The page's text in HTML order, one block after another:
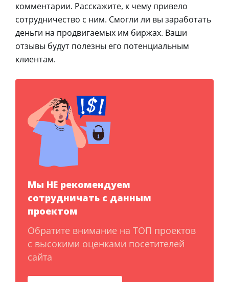
комментарии. Расскажите, к чему привело
сотрудничество с ним. Смогли ли вы заработать
деньги на продвигаемых им биржах. Ваши
отзывы будут полезны его потенциальным
клиентам.
Мы НЕ рекомендуем
сотрудничать с данным
проектом
Обратите внимание на ТОП проектов
с высокими оценками посетителей
сайта